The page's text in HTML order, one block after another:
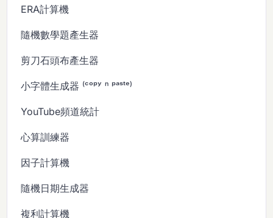
ERA計算機
隨機數學題產生器
剪刀石頭布產生器
小字體生成器 ⁽ᶜᵒᵖʸ ⁿ ᵖᵃˢᵗᵉ⁾
YouTube頻道統計
心算訓練器
因子計算機
隨機日期生成器
複利計算機